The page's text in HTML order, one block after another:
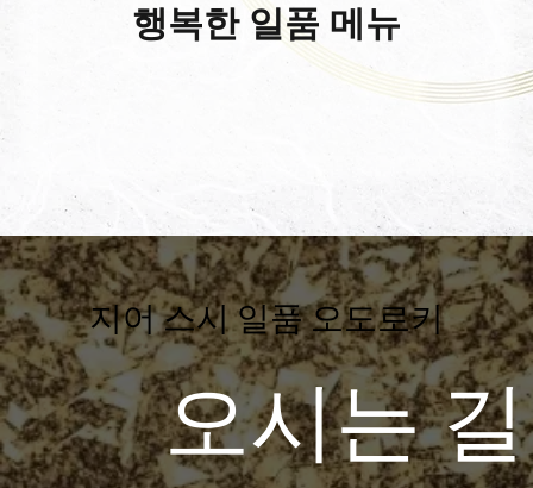
지어 스시 일품 오도로키
오시는
행복한 일품 메뉴